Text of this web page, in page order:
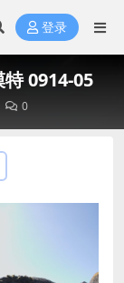
登录
特 0914-05
0